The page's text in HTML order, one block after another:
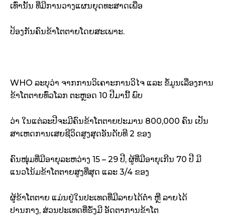
ເທົ່ານັ້ນ ທີ່ມີການວາງແຜນຍຸດທະສາດເພື່ອ
ປ້ອງກັນຄົນຂ້າໂຕຕາຍໂດຍສະເພາະ.
WHO ລະບຸວ່າ ຈາກການວິເຄາະການວິໄຈ ແລະ ຂໍ້ມູນເລື່ອງການ
ຂ້າໂຕຕາຍທົ່ວໂລກ ຕະຫຼອດ 10 ປີມານີ້ ພົບ
ວ່າ ໃນແຕ່ລະປີຈະມີຄົນຂ້າໂຕຕາຍປະມານ 800,000 ຄົນ ເປັນ
ສາເຫດການເສຍຊີວິດສູງສຸດອັນດັບທີ 2 ຂອງ
ຄົນໜຸ່ມທີ່ມີອາຍຸລະຫວ່າງ 15 – 29 ປີ, ຜູ້ທີ່ມີອາຍຸເກີນ 70 ປີ ມີ
ແນວໂນ້ມຂ້າໂຕຕາຍສູງທີ່ສຸດ ແລະ 3/4 ຂອງ
ຜູ້ຂ້າໂຕຕາຍ ແມ່ນຢູ່ໃນປະເທດທີ່ມີລາຍໄດ້ຕ່ຳ ຫຼື ລາຍໄດ້
ປານກາງ, ສ່ວນປະເທດທີ່ຮັ່ງມີ ອັດຕາການຂ້າໂຕ